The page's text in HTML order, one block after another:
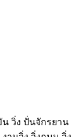
วิ่ง ปั่นจักรยาน